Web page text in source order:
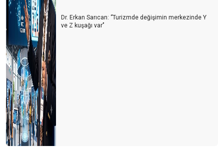
9 ay bize yeter
Sonbaharda Kıbrıs
DİŞ TURİZMİ
Uçak bileti fiyatına balon turu
Akdeniz heykeli Antalya'ya gelmeli
Biz işgücü çağırmıştık insanlar geldi
GÜNDE 21 € YA 56 GÜN TATİL
Dr. Erkan Sarıcan: ‘’Turizmde değişimin merkezinde Y
ve Z kuşağı var’’